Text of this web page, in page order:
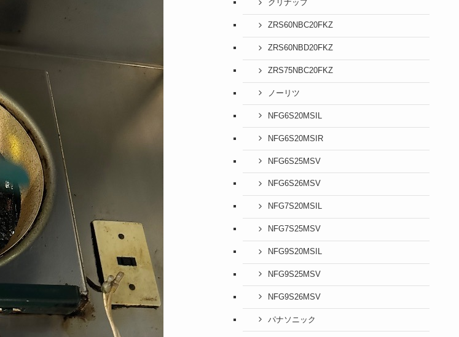
クリナップ
ZRS60NBC20FKZ
ZRS60NBD20FKZ
ZRS75NBC20FKZ
ノーリツ
NFG6S20MSIL
NFG6S20MSIR
NFG6S25MSV
NFG6S26MSV
NFG7S20MSIL
NFG7S25MSV
NFG9S20MSIL
NFG9S25MSV
NFG9S26MSV
パナソニック